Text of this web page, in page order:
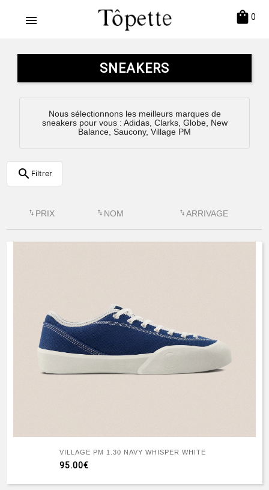
menu shopping_bag 0
SNEAKERS
Nous sélectionnons les meilleurs marques de
sneakers pour vous : Adidas, Clarks, Globe, New
Balance, Saucony, Village PM
search Filtrer
swap_vert PRIX swap_vert NOM swap_vert ARRIVAGE
VILLAGE PM 1.30 NAVY WHISPER WHITE
95.00€